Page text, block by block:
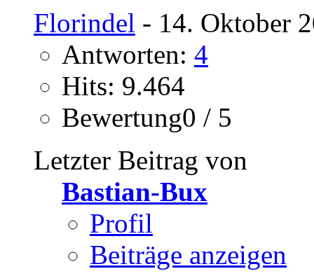
Florindel - 14. Oktober
Antworten: 4
Hits: 9.464
Bewertung0 / 5
Letzter Beitrag von
Bastian-Bux
Profil
Beiträge anzeigen